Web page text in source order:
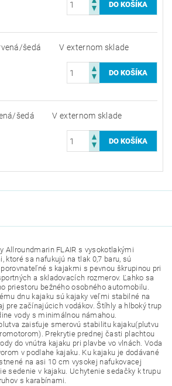
šedá V externom sklade
šedá V externom sklade
Allroundmarin FLAIR s vysokotlakými
ktoré sa nafukujú na tlak 0,7 baru, sú
s kajakmi s pevnou škrupinou pri
a skladovacích rozmerov. Ľahko sa
priestoru bežného osobného automobilu.
dnu kajaku sú kajaky veľmi stabilné na
pre začínajúcich vodákov. Štíhly a hlboký trup
vody s minimálnou námahou.
zaisťuje smerovú stabilitu kajaku(plutvu
Prekrytie prednej časti plachtou
do vnútra kajaku pri plavbe vo vlnách. Voda
v podlahe kajaku. Ku kajaku je dodávané
na asi 10 cm vysokej nafukovacej
sedenie v kajaku. Uchytenie sedačky k trupu
s karabínami.